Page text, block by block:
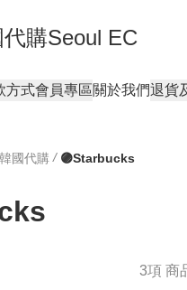
購Seoul EC
方式會員專區關於我們退貨
國代購 / 🟣Starbucks
3項 商